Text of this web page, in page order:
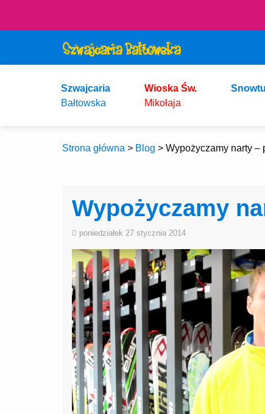
Szwajcaria
Bałtowska
Wioska Św.
Mikołaja
Strona główna > Blog > Wypożyczamy narty –
Wypożyczamy
poniedziałek 27 stycznia 2014